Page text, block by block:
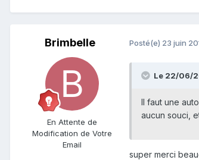
Brimbelle
En Attente de
Modification de Votre
Email
Posté(e) 23 juin
Le 22/06/
Il faut une
aucun souci,
super merci